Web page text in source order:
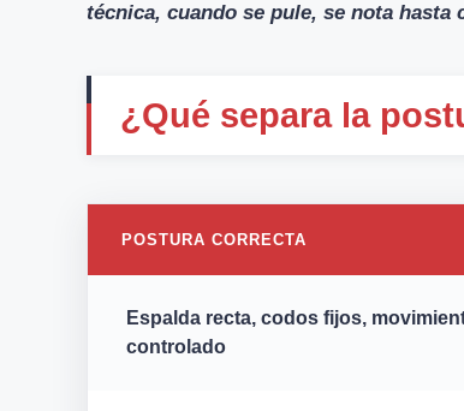
técnica, cuando se pule, se nota hasta
¿Qué separa la
POSTURA CORRECTA
Espalda recta, codos fijos,
controlado